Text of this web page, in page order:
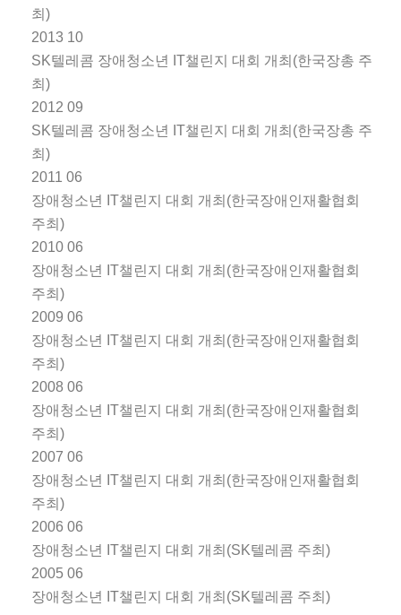
최)
2013 10
SK텔레콤 장애청소년 IT챌린지 대회 개최(한국장총 주
최)
2012 09
SK텔레콤 장애청소년 IT챌린지 대회 개최(한국장총 주
최)
2011 06
장애청소년 IT챌린지 대회 개최(한국장애인재활협회
주최)
2010 06
장애청소년 IT챌린지 대회 개최(한국장애인재활협회
주최)
2009 06
장애청소년 IT챌린지 대회 개최(한국장애인재활협회
주최)
2008 06
장애청소년 IT챌린지 대회 개최(한국장애인재활협회
주최)
2007 06
장애청소년 IT챌린지 대회 개최(한국장애인재활협회
주최)
2006 06
장애청소년 IT챌린지 대회 개최(SK텔레콤 주최)
2005 06
장애청소년 IT챌린지 대회 개최(SK텔레콤 주최)